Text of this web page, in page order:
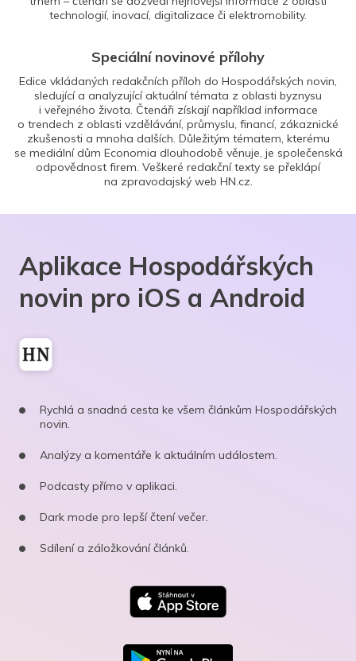
technologií, inovací, digitalizace či elektromobility.
Speciální novinové přílohy
Edice vkládaných redakčních příloh do Hospodářských novin,
sledující a analyzující aktuální témata z oblasti byznysu
i veřejného života. Čtenáři získají například informace
o trendech z oblasti vzdělávání, průmyslu, financí, zákaznické
zkušenosti a mnoha dalších. Důležitým tématem, kterému
se mediální dům Economia dlouhodobě věnuje, je společenská
odpovědnost firem. Veškeré redakční texty se překlápí
na zpravodajský web HN.cz.
Aplikace Hospodářských
novin pro iOS a Android
Rychlá a snadná cesta ke všem článkům Hospodářských
novin.
Analýzy a komentáře k aktuálním událostem.
Podcasty přímo v aplikaci.
Dark mode pro lepší čtení večer.
Sdílení a záložkování článků.